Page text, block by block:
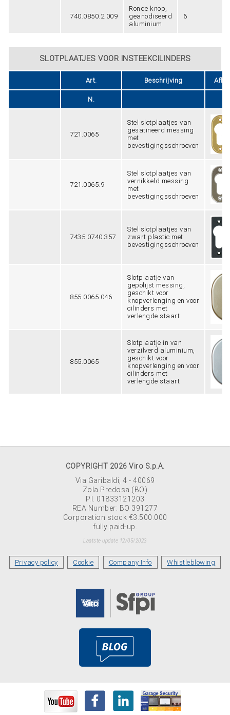
740.0850.2.009
Ronde knop,
geanodiseerd
aluminium
6
SLOTPLAATJES VOOR INSTEEKCILINDERS
Art. Beschrijving
N.
721.0065
Stel slotplaatjes van
gesatineerd messing
met
bevestigingsschroeven
721.0065.9
Stel slotplaatjes van
vernikkeld messing
met
bevestigingsschroeven
7435.0740.357
Stel slotplaatjes van
zwart plastic met
bevestigingsschroeven
855.0065.046
Slotplaatje van
gepolijst messing,
geschikt voor
knopverlenging en voor
cilinders met
verlengde staart
855.0065
Slotplaatje in van
verzilverd aluminium,
geschikt voor
knopverlenging en voor
cilinders met
verlengde staart
COPYRIGHT 2026 Viro S.p.A.
Via Garibaldi, 4 - 40069
Zola Predosa (BO)
P.I. 01833121203
REA Number: BO 391277
Corporation stock €3.500.000
fully paid-up.
Laatste update 12/05/2023
Privacy policy Cookie Company Info Whistleblowing